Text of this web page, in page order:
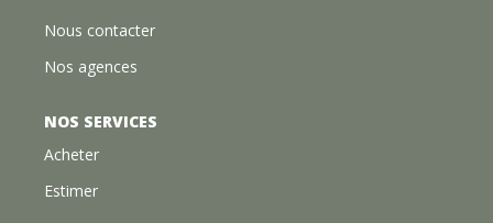
Nous contacter
Nos agences
NOS SERVICES
Acheter
Estimer